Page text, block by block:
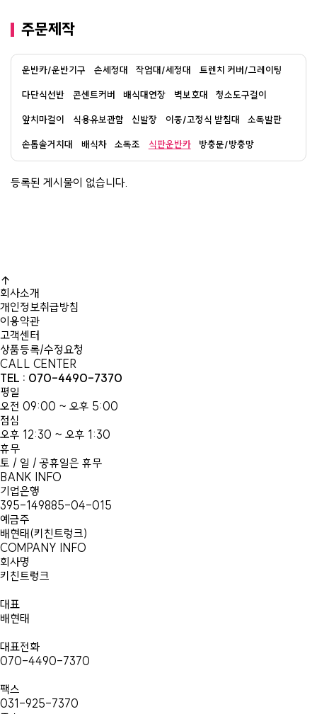
주문제작
운반카/운반기구 손세정대 작업대/세정대 트렌치 커버/그레이팅
다단식선반 콘센트커버 배식대연장 벽보호대 청소도구걸이
앞치마걸이 식용유보관함 신발장 이동/고정식 받침대 소독발판
손톱솔거치대 배식차 소독조 식판운반카 방충문/방충망
등록된 게시물이 없습니다.
회사소개
개인정보취급방침
이용약관
고객센터
상품등록/수정요청
CALL CENTER
TEL : 070-4490-7370
평일
오전 09:00 ~ 오후 5:00
점심
오후 12:30 ~ 오후 1:30
휴무
토 / 일 / 공휴일은 휴무
BANK INFO
기업은행
395-149885-04-015
예금주
배현태(키친트렁크)
COMPANY INFO
회사명
키친트렁크
대표
배현태
대표전화
070-4490-7370
팩스
031-925-7370